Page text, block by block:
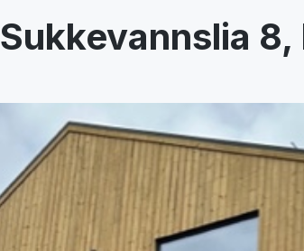
Sukkevannslia